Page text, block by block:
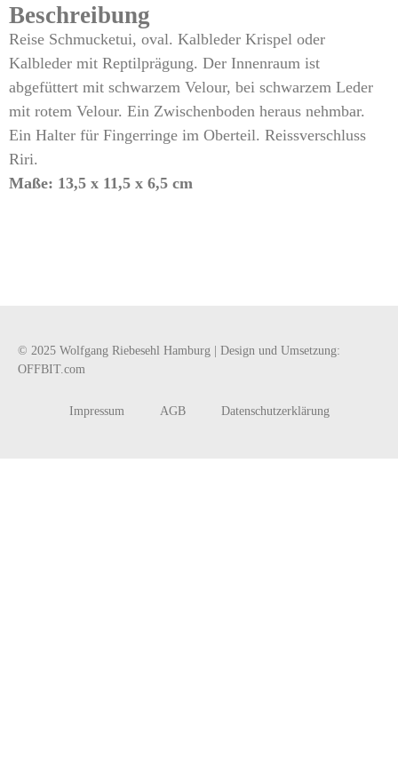
Beschreibung
Reise Schmucketui, oval. Kalbleder Krispel oder
Kalbleder mit Reptilprägung. Der Innenraum ist
abgefüttert mit schwarzem Velour, bei schwarzem Leder
mit rotem Velour. Ein Zwischenboden heraus nehmbar.
Ein Halter für Fingerringe im Oberteil. Reissverschluss
Riri.
Maße: 13,5 x 11,5 x 6,5 cm
© 2025 Wolfgang Riebesehl Hamburg | Design und Umsetzung:
OFFBIT.com
Impressum AGB Datenschutzerklärung